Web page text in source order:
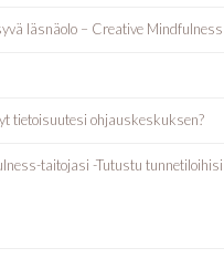
läsnäolo – Creative Mindfulness
tietoisuutesi ohjauskeskuksen?
taitojasi -Tutustu